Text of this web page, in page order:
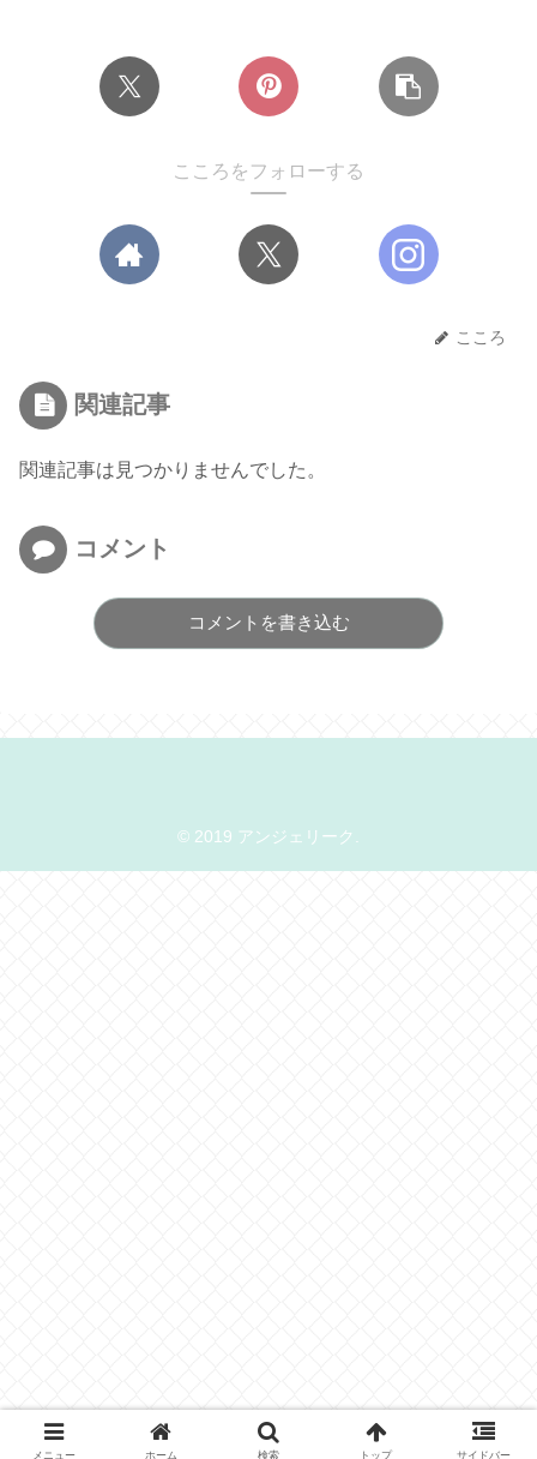
こころをフォローする
こころ
関連記事
関連記事は見つかりませんでした。
コメント
コメントを書き込む
© 2019 アンジェリーク.
メニュー ホーム 検索 トップ サイドバー